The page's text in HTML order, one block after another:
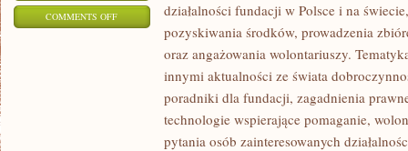
COMMENTS OFFON
POMAGAĆ?
działalności fundacji w Polsce i na
pozyskiwania środków, prowadzenia
oraz angażowania wolontariuszy.
innymi aktualności ze świata
poradniki dla fundacji, zagadnienia
technologie wspierające pomaganie,
pytania osób zainteresowanych